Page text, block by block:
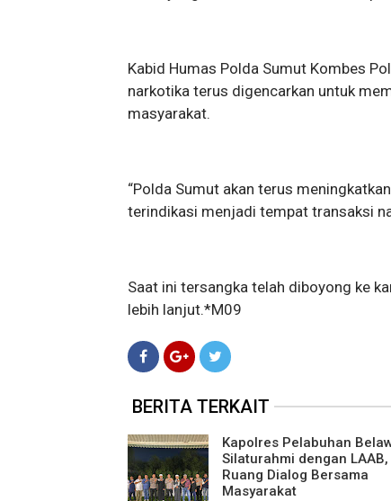
Kabid Humas Polda Sumut Kombes
narkotika terus digencarkan untuk
masyarakat.
“Polda Sumut akan terus
terindikasi menjadi tempat transaksi
Saat ini tersangka telah diboyong ke
lebih lanjut.*M09
BERITA TERKAIT
Kapolres Pelabuhan
Silaturahmi dengan LAAB,
Ruang Dialog Bersama
Masyarakat